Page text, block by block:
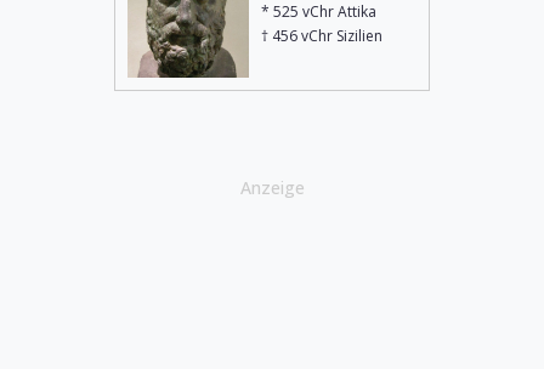
* 525 vChr Attika
† 456 vChr Sizilien
Anzeige